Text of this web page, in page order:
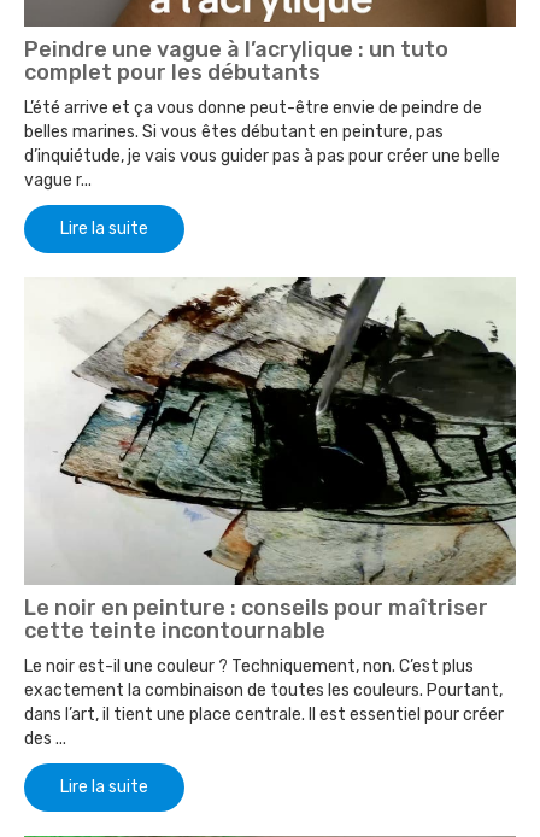
Peindre une vague à l’acrylique : un tuto
complet pour les débutants
L’été arrive et ça vous donne peut-être envie de peindre de
belles marines. Si vous êtes débutant en peinture, pas
d’inquiétude, je vais vous guider pas à pas pour créer une belle
vague r...
Lire la suite
Le noir en peinture : conseils pour maîtriser
cette teinte incontournable
Le noir est-il une couleur ? Techniquement, non. C’est plus
exactement la combinaison de toutes les couleurs. Pourtant,
dans l’art, il tient une place centrale. Il est essentiel pour créer
des ...
Lire la suite